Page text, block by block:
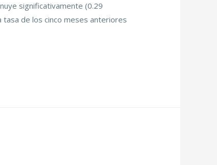
significativamente (0.29
de los cinco meses anteriores